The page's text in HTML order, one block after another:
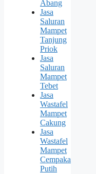
Abang
Jasa
Saluran
Mampet
Tanjung
Priok
Jasa
Saluran
Mampet
Tebet
Jasa
Wastafel
Mampet
Cakung
Jasa
Wastafel
Mampet
Cempaka
Putih